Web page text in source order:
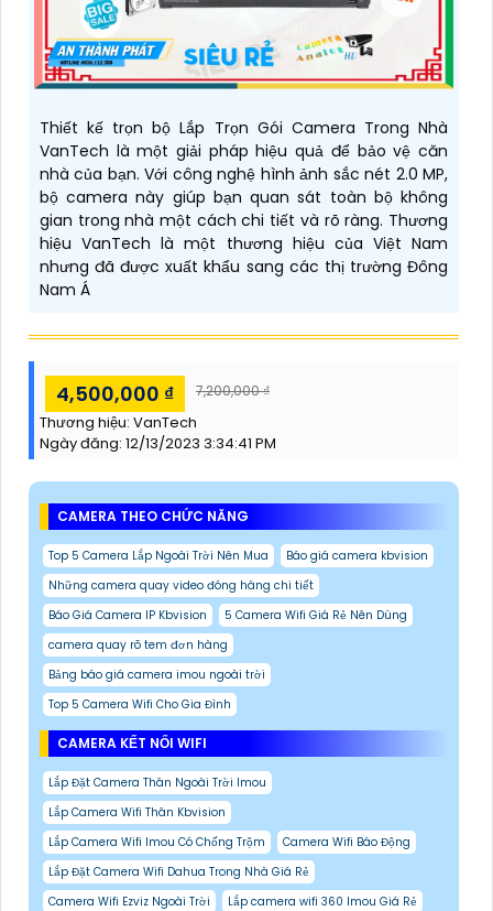
Thiết kế trọn bộ Lắp Trọn Gói Camera Trong Nhà
VanTech là một giải pháp hiệu quả để bảo vệ căn
nhà của bạn. Với công nghệ hình ảnh sắc nét 2.0 MP,
bộ camera này giúp bạn quan sát toàn bộ không
gian trong nhà một cách chi tiết và rõ ràng. Thương
hiệu VanTech là một thương hiệu của Việt Nam
nhưng đã được xuất khẩu sang các thị trường Đông
Nam Á
4,500,000 ₫ 7,200,000 ₫
Thương hiệu: VanTech
Ngày đăng: 12/13/2023 3:34:41 PM
CAMERA THEO CHỨC NĂNG
Top 5 Camera Lắp Ngoài Trời Nên Mua
Báo giá camera kbvision
Những camera quay video đóng hàng chi tiết
Báo Giá Camera IP Kbvision
5 Camera Wifi Giá Rẻ Nên Dùng
camera quay rõ tem đơn hàng
Bảng báo giá camera imou ngoài trời
Top 5 Camera Wifi Cho Gia Đình
CAMERA KẾT NỐI WIFI
Lắp Đặt Camera Thân Ngoài Trời Imou
Lắp Camera Wifi Thân Kbvision
Lắp Camera Wifi Imou Có Chống Trộm
Camera Wifi Báo Động
Lắp Đặt Camera Wifi Dahua Trong Nhà Giá Rẻ
Camera Wifi Ezviz Ngoài Trời
Lắp camera wifi 360 Imou Giá Rẻ